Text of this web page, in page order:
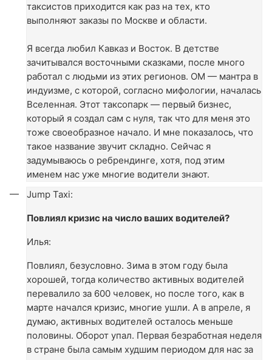
таксистов приходится как раз на тех, кто
выполняют заказы по Москве и области.
Я всегда любил Кавказ и Восток. В детстве
зачитывался восточными сказками, после много
работал с людьми из этих регионов. ОМ — мантра в
индуизме, с которой, согласно мифологии, началась
Вселенная. Этот таксопарк — первый бизнес,
который я создал сам с нуля, так что для меня это
тоже своеобразное начало. И мне показалось, что
такое название звучит складно. Сейчас я
задумываюсь о ребрендинге, хотя, под этим
именем нас уже многие водители знают.
Jump Taxi:
Повлиял кризис на число ваших водителей?
Илья:
Повлиял, безусловно. Зима в этом году была
хорошей, тогда количество активных водителей
перевалило за 600 человек, но после того, как в
марте начался кризис, многие ушли. А в апреле, я
думаю, активных водителей осталось меньше
половины. Оборот упал. Первая безработная неделя
в стране была самым худшим периодом для нас за